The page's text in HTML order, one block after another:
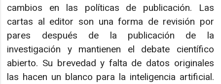
cambios en las políticas de publicación. Las
cartas al editor son una forma de revisión por
pares después de la publicación de la
investigación y mantienen el debate científico
abierto. Su brevedad y falta de datos originales
las hacen un blanco para la inteligencia artificial.